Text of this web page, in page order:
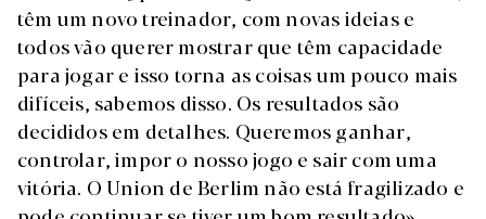
têm um novo treinador, com novas ideias e
todos vão querer mostrar que têm capacidade
para jogar e isso torna as coisas um pouco mais
difíceis, sabemos disso. Os resultados são
decididos em detalhes. Queremos ganhar,
controlar, impor o nosso jogo e sair com uma
vitória. O Union de Berlim não está fragilizado e